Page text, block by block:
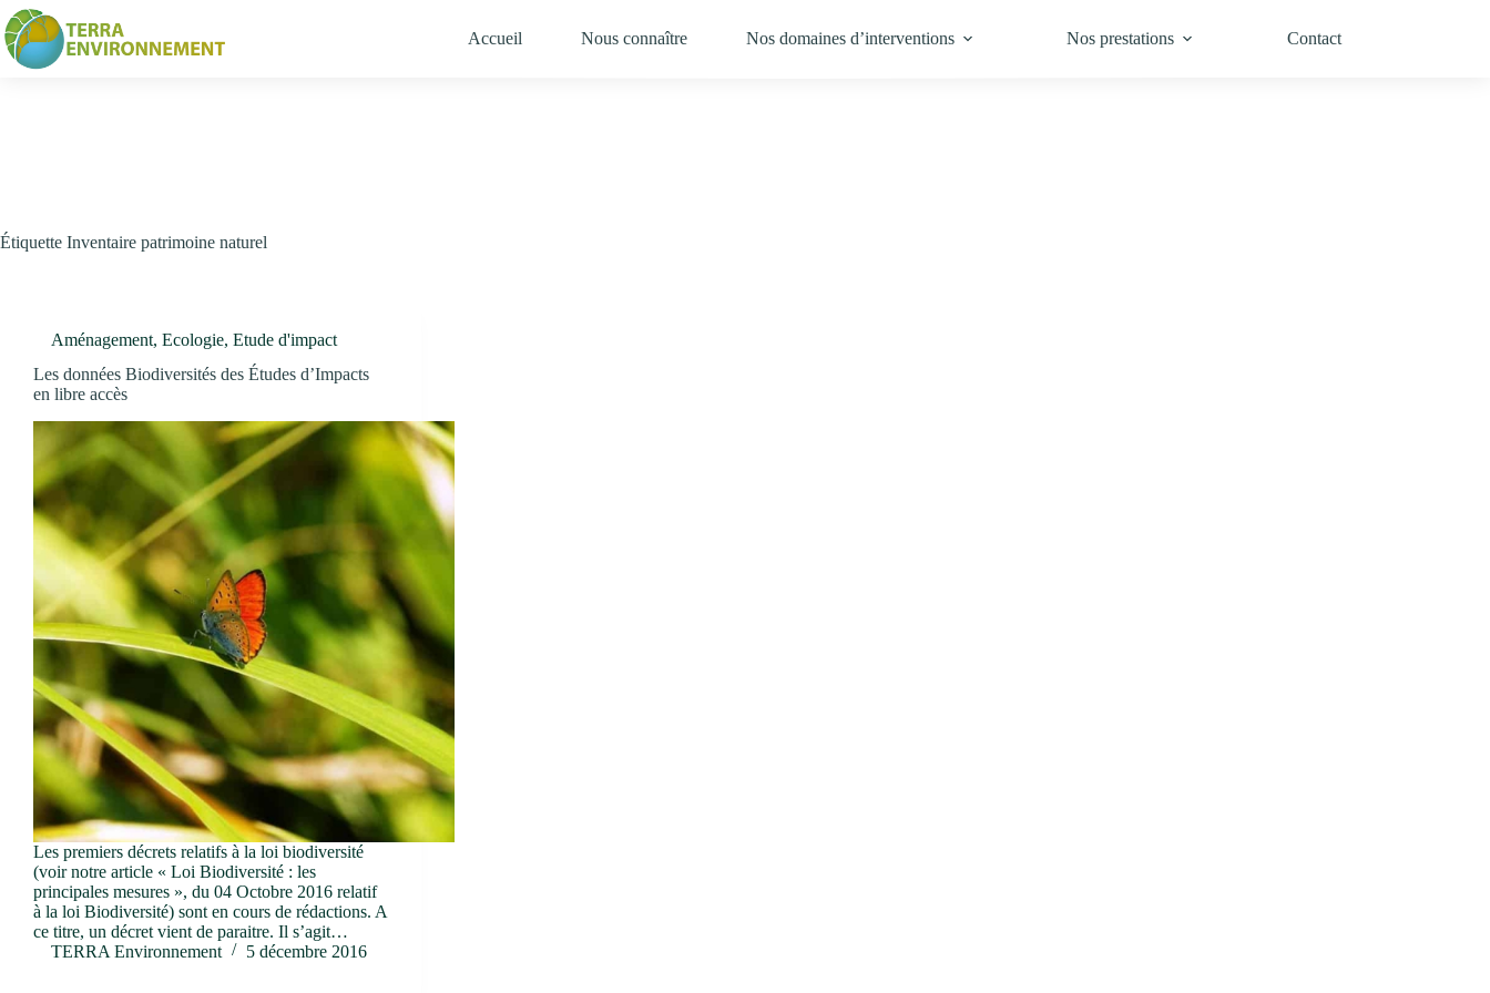
Passer
au
contenu
Bienvenue chez TERRA Environnement
Accueil Nous connaître Nos domaines d’interventions Nos prestations Contact
Étiquette Inventaire patrimoine naturel
Aménagement, Ecologie, Etude d'impact
Les données Biodiversités des Études d’Impacts
en libre accès
Les premiers décrets relatifs à la loi biodiversité
(voir notre article « Loi Biodiversité : les
principales mesures », du 04 Octobre 2016 relatif
à la loi Biodiversité) sont en cours de rédactions. A
ce titre, un décret vient de paraitre. Il s’agit…
TERRA Environnement
5 décembre 2016